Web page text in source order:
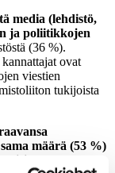
media (lehdistö,
ja poliitikkojen
(36 %).
ovat
viestien
tukijoista
määrä (53 %)